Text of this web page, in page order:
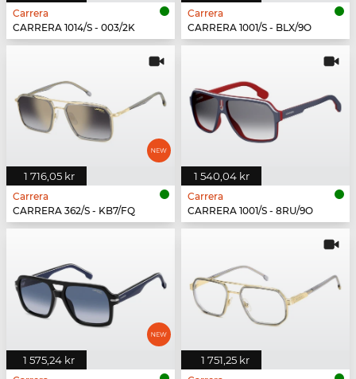
Carrera
CARRERA 1014/S - 003/2K
Carrera
CARRERA 1001/S - BLX/9O
1 716,05 kr
Carrera
CARRERA 362/S - KB7/FQ
1 540,04 kr
Carrera
CARRERA 1001/S - 8RU/9O
1 575,24 kr 1 751,25 kr